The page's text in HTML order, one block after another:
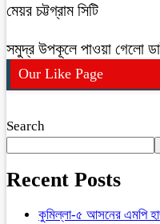
মেয়র চট্টগ্রাম সিটি
সমুদ্র উপকূলে পাওয়া গেলো
Our Like Page
Search
Recent Posts
কুমিল্লা-৫ আসনের এমপি